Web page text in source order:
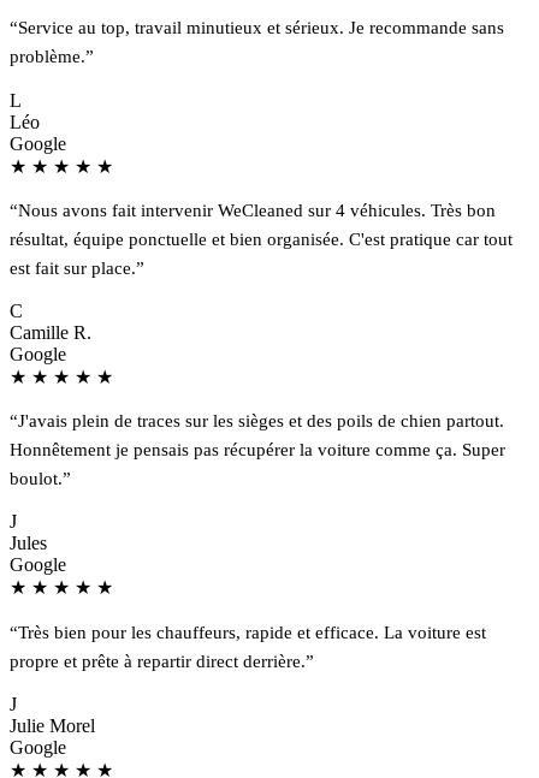
“Service au top, travail minutieux et sérieux. Je recommande sans
problème.”
L
Léo
Google
★ ★ ★ ★ ★
“Nous avons fait intervenir WeCleaned sur 4 véhicules. Très bon
résultat, équipe ponctuelle et bien organisée. C'est pratique car tout
est fait sur place.”
C
Camille R.
Google
★ ★ ★ ★ ★
“J'avais plein de traces sur les sièges et des poils de chien partout.
Honnêtement je pensais pas récupérer la voiture comme ça. Super
boulot.”
J
Jules
Google
★ ★ ★ ★ ★
“Très bien pour les chauffeurs, rapide et efficace. La voiture est
propre et prête à repartir direct derrière.”
J
Julie Morel
Google
★ ★ ★ ★ ★